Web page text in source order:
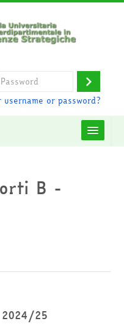
Log
or password?
B -
25